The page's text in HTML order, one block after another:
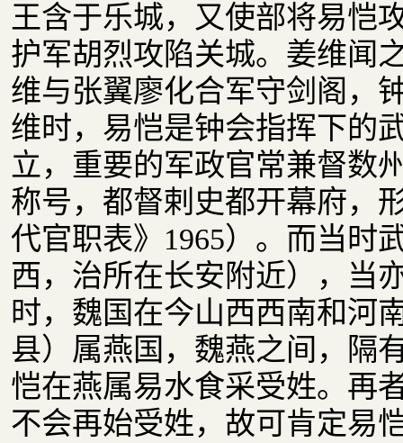
王含于乐城，又使部将易恺
护军胡烈攻陷关城。姜维闻
维与张翼廖化合军守剑阁，
维时，易恺是钟会指挥下的
立，重要的军政官常兼督数
称号，都督剌史都开幕府，
代官职表》1965）。而当时
西，治所在长安附近），当
时，魏国在今山西西南和河
县）属燕国，魏燕之间，隔
恺在燕属易水食采受姓。再
不会再始受姓，故可肯定易